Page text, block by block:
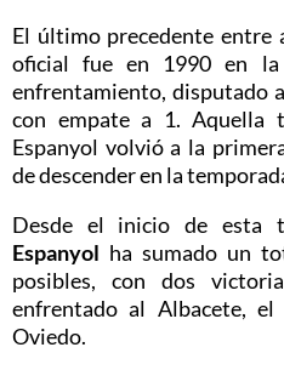
El último precedente entre
oficial fue en 1990 en la
enfrentamiento, disputado
con empate a 1. Aquella
Espanyol volvió a la
de descender en la
Desde el inicio de esta
Espanyol ha sumado un
posibles, con dos
enfrentado al Albacete,
Oviedo.